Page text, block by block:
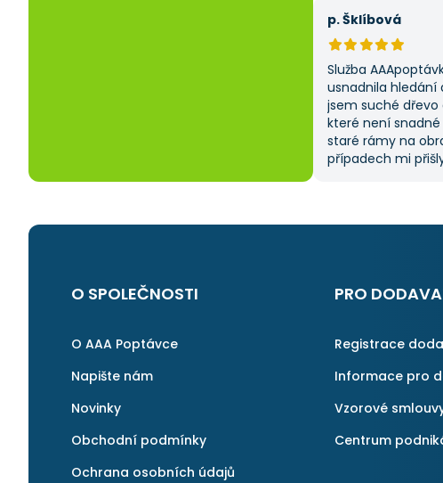
p. Šklíbová
Služba
usnadnila hledání
jsem suché
které není
staré rámy na
případech mi
na ni ráda
O SPOLEČNOSTI
O AAA Poptávce
Napište nám
Novinky
Obchodní podmínky
Ochrana osobních údajů
PRO
Registrace
Informace pro
Vzorové
Centrum